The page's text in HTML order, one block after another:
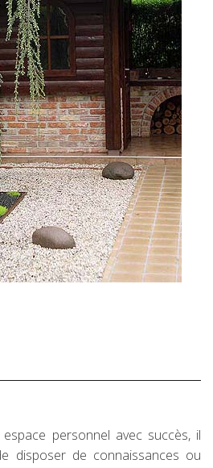
personnel avec succès, il
disposer de connaissances ou